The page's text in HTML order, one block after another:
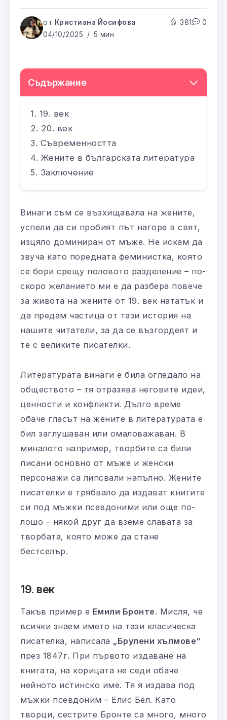
от Кристиана Йосифова
04/10/2025
5 мин
381 0
Съдържание
19. век
20. век
Съвременността
Жените в българската литература
Заключение
Винаги съм се възхищавала на жените,
успели да си пробият път нагоре в свят,
изцяло доминиран от мъже. Не искам да
звуча като поредната феминистка, която
се бори срещу половото разделение – по-
скоро желанието ми е да разбера повече
за живота на жените от 19. век нататък и
да предам частица от тази история на
нашите читатели, за да се възгордеят и
те с великите писателки.
Литературата винаги е била огледало на
обществото – тя отразява неговите идеи,
ценности и конфликти. Дълго време
обаче гласът на жените в литературата е
бил заглушаван или омаловажаван. В
миналото например, творбите са били
писани основно от мъже и женски
персонажи са липсвали напълно. Жените
писателки е трябвало да издават книгите
си под мъжки псевдоними или още по-
лошо – някой друг да вземе славата за
творбата, която може да стане
бестселър.
19. век
Такъв пример е Емили Бронте. Мисля, че
всички знаем името на тази класическа
писателка, написала „Брулени хълмове“
през 1847г. При първото издаване на
книгата, на корицата не седи обаче
нейното истинско име. Тя я издава под
мъжки псевдоним – Елис Бел. Като
творци, сестрите Бронте са много, много